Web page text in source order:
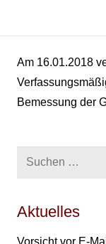
Am 16.01.2018
Bemessung der
Suchen
Aktuelles
Vorsicht vor E-